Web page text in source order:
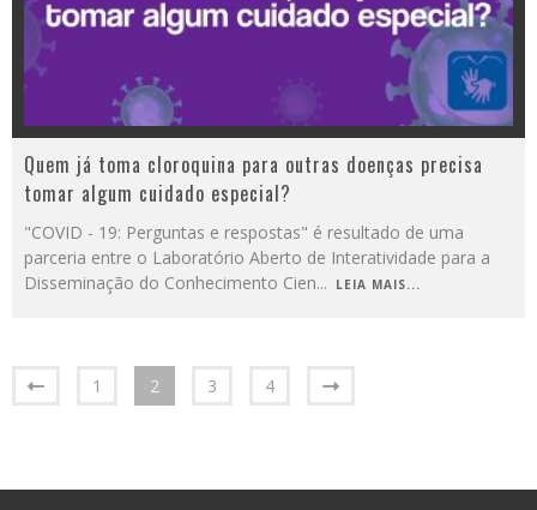
Quem já toma cloroquina para outras doenças precisa
tomar algum cuidado especial?
"COVID - 19: Perguntas e respostas" é resultado de uma
parceria entre o Laboratório Aberto de Interatividade para a
Disseminação do Conhecimento Cien... LEIA MAIS...
1 2 3 4